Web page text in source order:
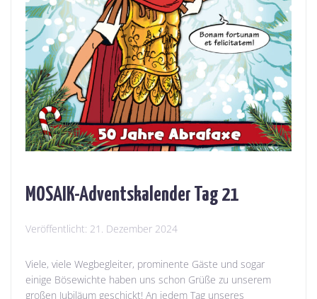
MOSAIK-Adventskalender Tag 21
Veröffentlicht: 21. Dezember 2024
Viele, viele Wegbegleiter, prominente Gäste und sogar
einige Bösewichte haben uns schon Grüße zu unserem
großen Jubiläum geschickt! An jedem Tag unseres